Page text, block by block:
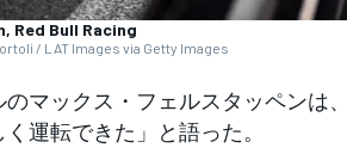
Red Bull Racing
/ LAT Images via Getty Images
マックス・フェルスタッペンは
運転できた」と語った。